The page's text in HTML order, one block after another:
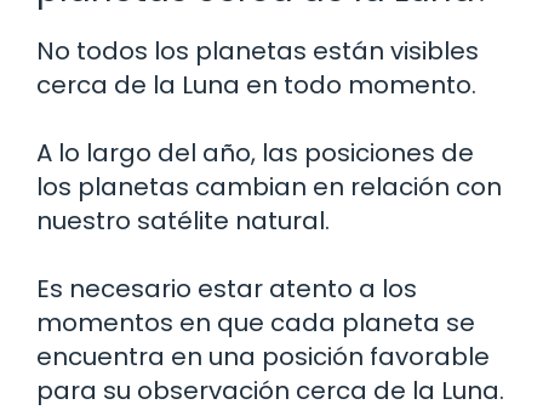
No todos los planetas están visibles
cerca de la Luna en todo momento.
A lo largo del año, las posiciones de
los planetas cambian en relación con
nuestro satélite natural.
Es necesario estar atento a los
momentos en que cada planeta se
encuentra en una posición favorable
para su observación cerca de la Luna.